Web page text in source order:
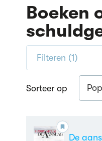
Boeken
Filteren (1)
Sorteer op
De